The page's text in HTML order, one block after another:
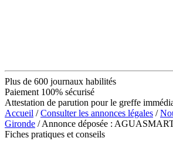
Plus de 600 journaux habilités
Paiement 100% sécurisé
Attestation de parution pour le greffe
Accueil /Consulter les annonces légales /
Gironde / Annonce déposée :
Fiches pratiques et conseils